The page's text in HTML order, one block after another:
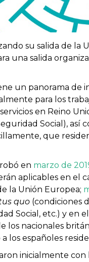
su salida de la
una salida
un panorama de
para los
en Reino
Social), así
que
en marzo de
aplicables en el
la Unión Europea;
quo (condiciones
Social, etc.) y en
los nacionales
los españoles
inicialmente